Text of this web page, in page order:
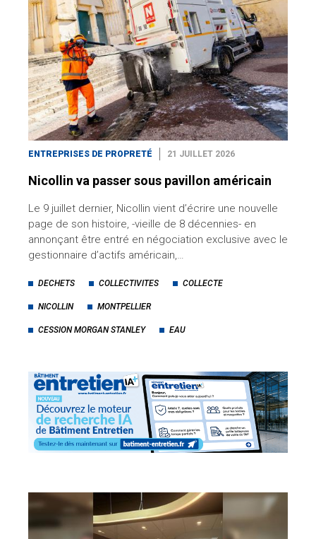
ENTREPRISES DE PROPRETÉ 21 JUILLET 2026
Nicollin va passer sous pavillon américain
Le 9 juillet dernier, Nicollin vient d’écrire une nouvelle
page de son histoire, -vieille de 8 décennies- en
annonçant être entré en négociation exclusive avec le
gestionnaire d’actifs américain,…
DECHETS COLLECTIVITES COLLECTE
NICOLLIN MONTPELLIER
CESSION MORGAN STANLEY EAU